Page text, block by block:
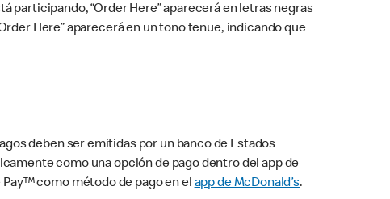
participando, “Order Here” aparecerá en letras negras
Here” aparecerá en un tono tenue, indicando que
deben ser emitidas por un banco de Estados
como una opción de pago dentro del app de
Pay™ como método de pago en elapp de McDonald’s.